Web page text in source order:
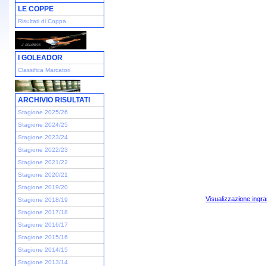
LE COPPE
Risultati di Coppa
I GOLEADOR
Classifica Marcatori
ARCHIVIO RISULTATI
Stagione 2025/26
Stagione 2024/25
Stagione 2023/24
Stagione 2022/23
Stagione 2021/22
Stagione 2020/21
Stagione 2019/20
Stagione 2018/19
Stagione 2017/18
Stagione 2016/17
Stagione 2015/16
Stagione 2014/15
Stagione 2013/14
Visualizzazione